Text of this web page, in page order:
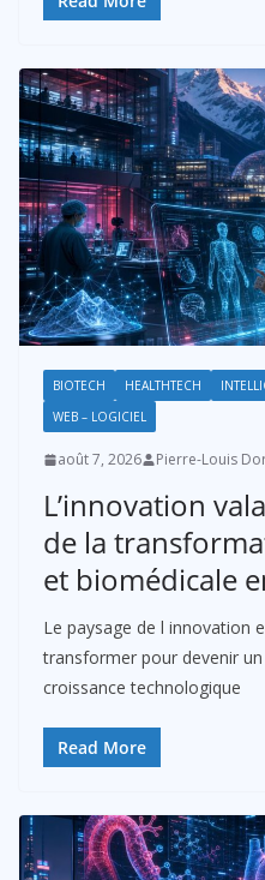
BIOTECH HEALTHTECH
WEB – LOGICIEL
août 7, 2026 Pierre-Louis
L’innovation
de la
et biomédicale
Le paysage de l innovation
transformer pour devenir
croissance technologique
Read More